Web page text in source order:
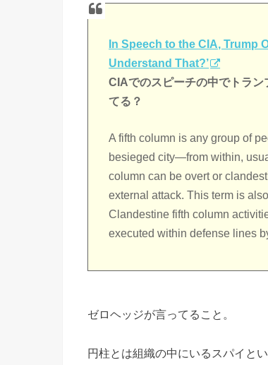
In Speech to the CIA, Trump
Understand That?’
CIAでのスピーチの中でトラ
てる？
A fifth column is any group of
besieged city—from within,
column can be overt or
external attack. This term is
Clandestine fifth column
executed within defense lines
ゼロヘッジが言ってること。
円柱とは組織の中にいるスパイとい